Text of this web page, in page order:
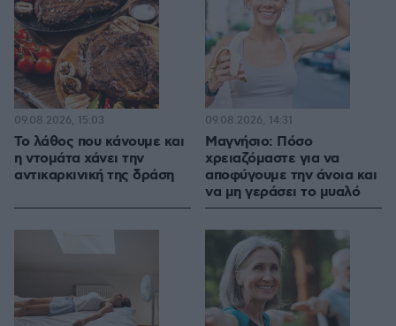
Το λάθος που κάνουμε και
η ντομάτα χάνει την
αντικαρκινική της δράση
09.08.2026, 15:03
Μαγνήσιο: Πόσο
χρειαζόμαστε για να
αποφύγουμε την άνοια και
να μη γεράσει το μυαλό
09.08.2026, 14:31